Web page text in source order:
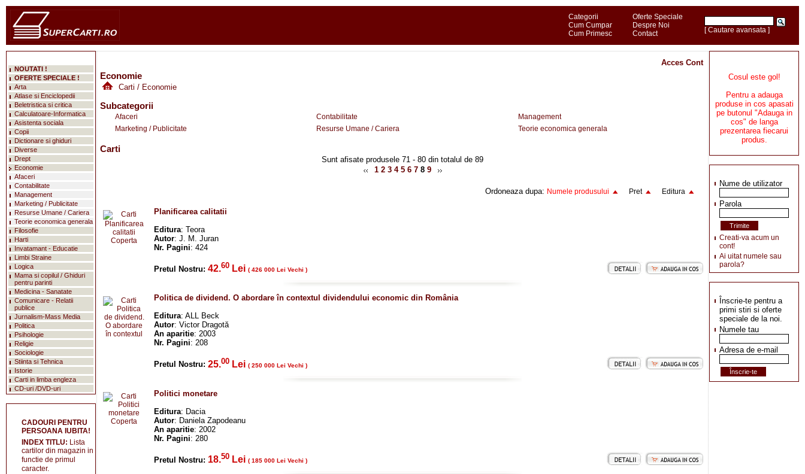
Categorii
Cum Cumpar
Cum Primesc
Oferte Speciale
Despre Noi
Contact
[ Cautare avansata ]
Acces Cont
Economie
Carti / Economie
Subcategorii
Afaceri Contabilitate
Management
Marketing / Publicitate
Resurse Umane / Cariera Teorie economica generala
Carti
Sunt afisate produsele 71 - 80 din totalul de 89
1 2 3 4 5 6 7 8 9
Ordoneaza dupa: Numele produsului Pret Editura
Planificarea calitatii
Editura: Teora
Autor: J. M. Juran
Nr. Pagini: 424
Pretul Nostru: 42.60 Lei ( 426 000 Lei Vechi )
Politica de dividend. O abordare în contextul dividendului economic din România
Editura: ALL Beck
Autor: Victor Dragotă
An aparitie: 2003
Nr. Pagini: 208
Pretul Nostru: 25.00 Lei ( 250 000 Lei Vechi )
Politici monetare
Editura: Dacia
Autor: Daniela Zapodeanu
An aparitie: 2002
Nr. Pagini: 280
Pretul Nostru: 18.50 Lei ( 185 000 Lei Vechi )
NOUTATI !
OFERTE SPECIALE !
Arta
Atlase si Enciclopedii
Beletristica si critica
Calculatoare-Informatica
Asistenta sociala
Copii
Dictionare si ghiduri
Diverse
Drept
Economie
Afaceri
Contabilitate
Management
Marketing / Publicitate
Resurse Umane / Cariera
Teorie economica generala
Filosofie
Harti
Invatamant - Educatie
Limbi Straine
Logica
Mama si copilul / Ghiduri
pentru parinti
Medicina - Sanatate
Comunicare - Relatii
publice
Jurnalism-Mass Media
Politica
Psihologie
Religie
Sociologie
Stiinta si Tehnica
Istorie
Carti in limba engleza
CD-uri /DVD-uri
CADOURI PENTRU
PERSOANA IUBITA!
INDEX TITLU: Lista
cartilor din magazin in
functie de primul
caracter.
Cosul este gol!
Pentru a adauga
produse in cos apasati
pe butonul "Adauga in
cos" de langa
prezentarea fiecarui
produs.
Nume de utilizator
Parola
Creati-va acum un
cont!
Ai uitat numele sau
parola?
Înscrie-te pentru a
primi stiri si oferte
speciale de la noi.
Numele tau
Adresa de e-mail